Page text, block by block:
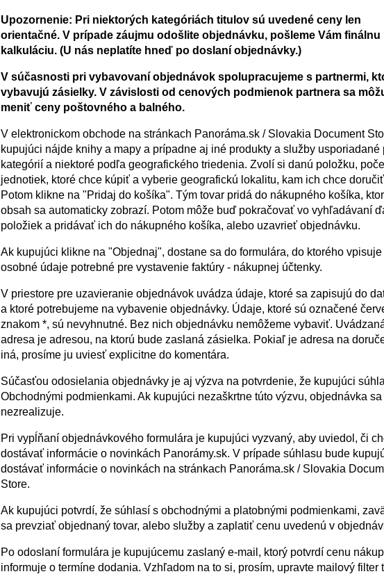
Upozornenie: Pri niektorých kategóriách titulov sú uvedené ceny len
orientačné. V prípade záujmu odošlite objednávku, pošleme Vám finálnu
kalkuláciu. (U nás neplatíte hneď po doslaní objednávky.)
V súčasnosti pri vybavovaní objednávok spolupracujeme s partnermi,
vybavujú zásielky. V závislosti od cenových podmienok partnera sa
meniť ceny poštovného a balného.
V elektronickom obchode na stránkach Panoráma.sk / Slovakia Document
kupujúci nájde knihy a mapy a prípadne aj iné produkty a služby usporiadané
kategórií a niektoré podľa geografického triedenia. Zvolí si danú položku,
jednotiek, ktoré chce kúpiť a vyberie geografickú lokalitu, kam ich chce
Potom klikne na "Pridaj do košíka". Tým tovar pridá do nákupného košíka,
obsah sa automaticky zobrazí. Potom môže buď pokračovať vo vyhľadávaní
položiek a pridávať ich do nákupného košíka, alebo uzavrieť objednávku.
Ak kupujúci klikne na "Objednaj", dostane sa do formulára, do ktorého vpisuje
osobné údaje potrebné pre vystavenie faktúry - nákupnej účtenky.
V priestore pre uzavieranie objednávok uvádza údaje, ktoré sa zapisujú do
a ktoré potrebujeme na vybavenie objednávky. Údaje, ktoré sú označené
znakom *, sú nevyhnutné. Bez nich objednávku nemôžeme vybaviť.
adresa je adresou, na ktorú bude zaslaná zásielka. Pokiaľ je adresa na
iná, prosíme ju uviesť explicitne do komentára.
Súčasťou odosielania objednávky je aj výzva na potvrdenie, že kupujúci
Obchodnými podmienkami. Ak kupujúci nezaškrtne túto výzvu, objednávka sa
nezrealizuje.
Pri vypĺňaní objednávkového formulára je kupujúci vyzvaný, aby uviedol, či
dostávať informácie o novinkách Panorámy.sk. V prípade súhlasu bude
dostávať informácie o novinkách na stránkach Panoráma.sk / Slovakia
Store.
Ak kupujúci potvrdí, že súhlasí s obchodnými a platobnými podmienkami,
sa prevziať objednaný tovar, alebo služby a zaplatiť cenu uvedenú v
Po odoslaní formulára je kupujúcemu zaslaný e-mail, ktorý potvrdí cenu
informuje o termíne dodania. Vzhľadom na to si, prosím, upravte mailový filter